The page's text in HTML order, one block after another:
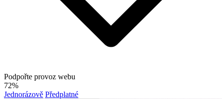
Podpořte provoz webu
72%
Jednorázově Předplatné